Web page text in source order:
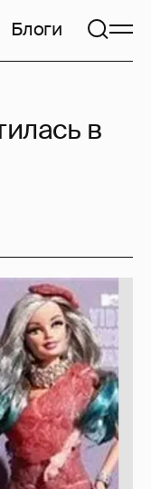
Блоги
в